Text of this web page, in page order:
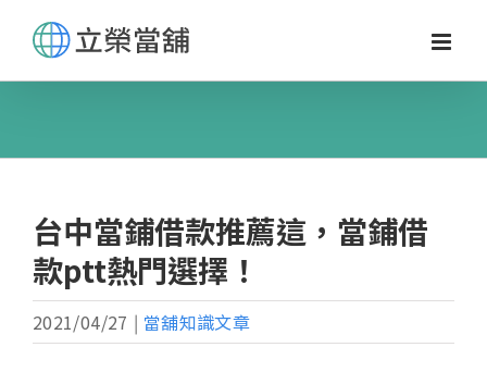
content
台中當鋪借款推薦這，當鋪借
款ptt熱門選擇！
2021/04/27 | 當舖知識文章